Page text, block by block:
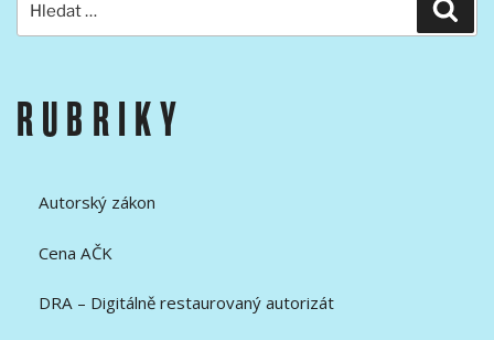
RUBRIKY
Autorský zákon
Cena AČK
DRA – Digitálně restaurovaný autorizát